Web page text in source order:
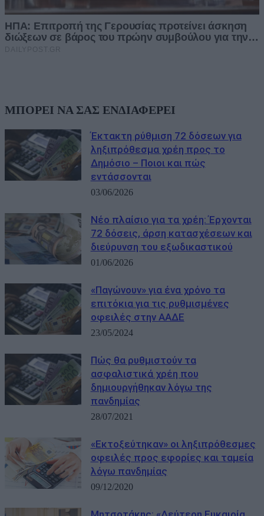
ΜΠΟΡΕΙ ΝΑ ΣΑΣ ΕΝΔΙΑΦΕΡΕΙ
Έκτακτη ρύθμιση 72 δόσεων για
ληξιπρόθεσμα χρέη προς το
Δημόσιο – Ποιοι και πώς
εντάσσονται
03/06/2026
Νέο πλαίσιο για τα χρέη: Έρχονται
72 δόσεις, άρση κατασχέσεων και
διεύρυνση του εξωδικαστικού
01/06/2026
«Παγώνουν» για ένα χρόνο τα
επιτόκια για τις ρυθμισμένες
οφειλές στην ΑΑΔΕ
23/05/2024
Πώς θα ρυθμιστούν τα
ασφαλιστικά χρέη που
δημιουργήθηκαν λόγω της
πανδημίας
28/07/2021
«Εκτοξεύτηκαν» οι ληξιπρόθεσμες
οφειλές προς εφορίες και ταμεία
λόγω πανδημίας
09/12/2020